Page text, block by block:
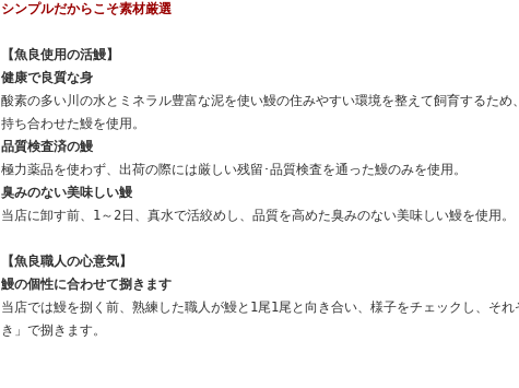
シンプルだからこそ素材厳選
【魚良使用の活鰻】
健康で良質な身
酸素の多い川の水とミネラル豊富な泥を使い鰻の住みやすい環境を整えて飼育するた
持ち合わせた鰻を使用。
品質検査済の鰻
極力薬品を使わず、出荷の際には厳しい残留･品質検査を通った鰻のみを使用。
臭みのない美味しい鰻
当店に卸す前、1～2日、真水で活絞めし、品質を高めた臭みのない美味しい鰻を使用。
【魚良職人の心意気】
鰻の個性に合わせて捌きます
当店では鰻を捌く前、熟練した職人が鰻と1尾1尾と向き合い、様子をチェックし、そ
き」で捌きます。